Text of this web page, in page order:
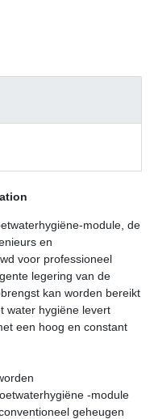
module, de
en
voor professioneel
legering van de
kan worden bereikt
water hygiëne levert
een hoog en constant
-module
geheugen